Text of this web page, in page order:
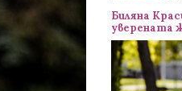
Биляна
уверената